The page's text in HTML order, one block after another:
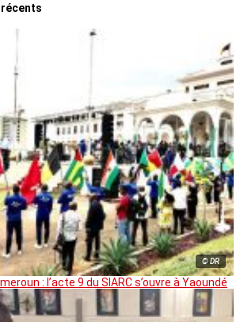
© DR
: l’acte 9 du SIARC s’ouvre à Yaoundé